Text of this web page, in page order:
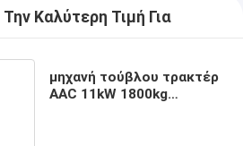
Καλύτερη Τιμή Για
μηχανή τούβλου τρακτέρ
AAC 11kW 1800kg